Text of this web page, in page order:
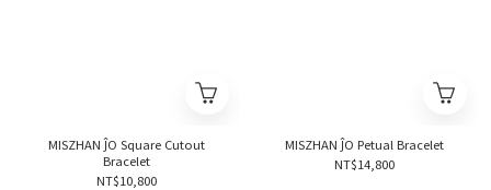
MISZHAN ĴO Square Cutout
Bracelet
NT$10,800
MISZHAN ĴO Petual Bracelet
NT$14,800